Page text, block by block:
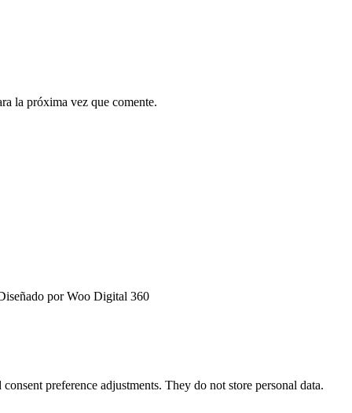
la próxima vez que comente.
por Woo Digital 360
preference adjustments. They do not store personal data.